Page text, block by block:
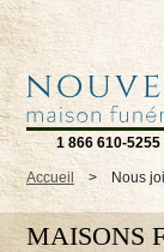
1 866 610-5255
Accueil > Nous
MAISONS